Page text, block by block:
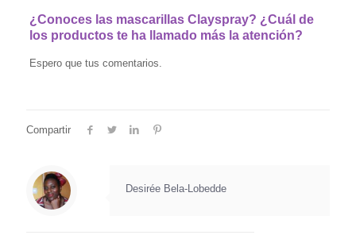
¿Conoces las mascarillas Clayspray? ¿Cuál de
los productos te ha llamado más la atención?
Espero que tus comentarios.
Compartir
Desirée Bela-Lobedde